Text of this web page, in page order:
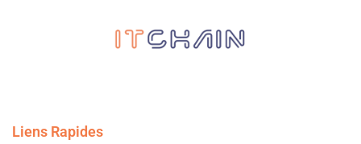
Liens Rapides